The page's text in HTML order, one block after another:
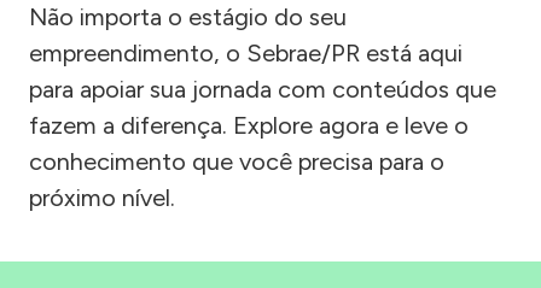
Não importa o estágio do seu
empreendimento, o Sebrae/PR está aqui
para apoiar sua jornada com conteúdos que
fazem a diferença. Explore agora e leve o
conhecimento que você precisa para o
próximo nível.